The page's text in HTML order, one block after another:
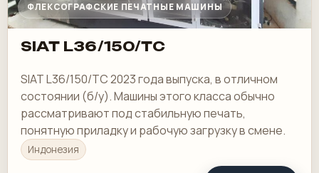
ФЛЕКСОГРАФСКИЕ ПЕЧАТНЫЕ МАШИНЫ
SIAT L36/150/TC
SIAT L36/150/TC 2023 года выпуска, в отличном
состоянии (б/у). Машины этого класса обычно
рассматривают под стабильную печать,
понятную приладку и рабочую загрузку в смене.
Индонезия